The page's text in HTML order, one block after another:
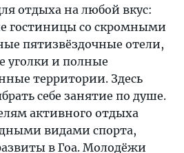
отдыха на любой вкус:
гостиницы со скромными
пятизвёздочные отели,
уголки и полные
территории. Здесь
себе занятие по душе.
активного отдыха
видами спорта,
в Гоа. Молодёжи